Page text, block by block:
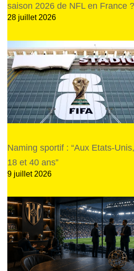
saison 2026 de NFL en France ?
28 juillet 2026
Naming sportif : “Aux Etats-
18 et 40 ans”
9 juillet 2026